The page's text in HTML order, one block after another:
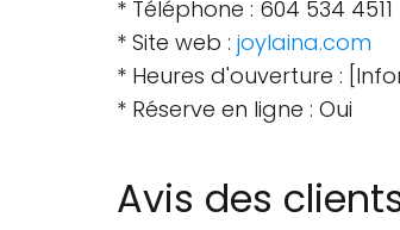
* Téléphone : 604 534 4511
* Site web : joylaina.com
* Heures d'ouverture :
* Réserve en ligne : Oui
Avis des